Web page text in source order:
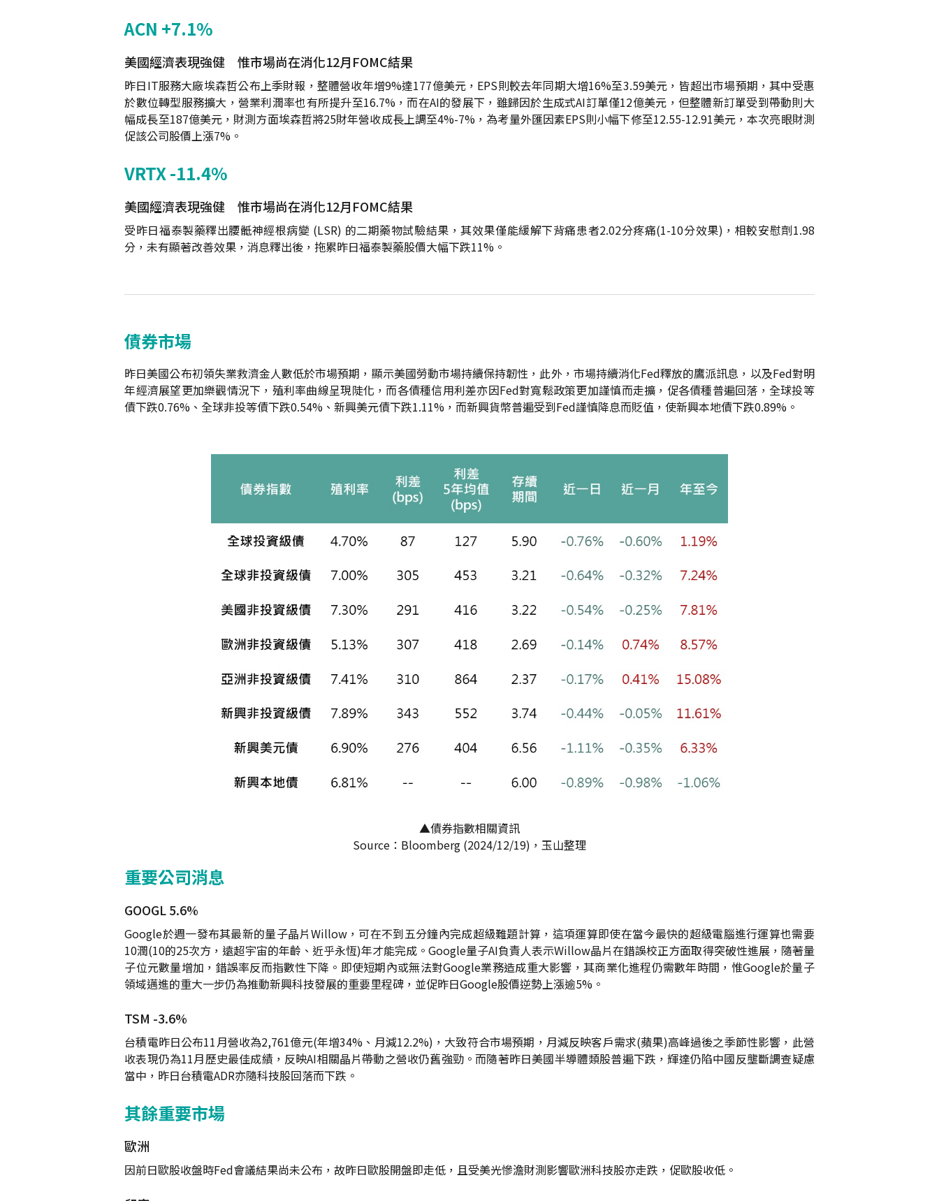
ACN +7.1%
美國經濟表現強健 惟市場尚在消化12月FOMC結果
昨日IT服務大廠埃森哲公布上季財報，整體營收年增9%達177億美元，EPS則較去年同期大增16%至3.59美元，皆超出市場預期，其中受惠
於數位轉型服務擴大，營業利潤率也有所提升至16.7%，而在AI的發展下，雖歸因於生成式AI訂單僅12億美元，但整體新訂單受到帶動則大
幅成長至187億美元，財測方面埃森哲將25財年營收成長上調至4%-7%，為考量外匯因素EPS則小幅下修至12.55-12.91美元，本次亮眼財測
促該公司股價上漲7%。
VRTX -11.4%
美國經濟表現強健 惟市場尚在消化12月FOMC結果
受昨日福泰製藥釋出腰骶神經根病變 (LSR) 的二期藥物試驗結果，其效果僅能緩解下背痛患者2.02分疼痛(1-10分效果)，相較安慰劑1.98
分，未有顯著改善效果，消息釋出後，拖累昨日福泰製藥股價大幅下跌11%。
債券市場
昨日美國公布初領失業救濟金人數低於市場預期，顯示美國勞動市場持續保持韌性，此外，市場持續消化Fed釋放的鷹派訊息，以及Fed對明
年經濟展望更加樂觀情況下，殖利率曲線呈現陡化，而各債種信用利差亦因Fed對寬鬆政策更加謹慎而走擴，促各債種普遍回落，全球投等
債下跌0.76%、全球非投等債下跌0.54%、新興美元債下跌1.11%，而新興貨幣普遍受到Fed謹慎降息而貶值，使新興本地債下跌0.89%。
▲債券指數相關資訊
Source：Bloomberg (2024/12/19)，玉山整理
重要公司消息
GOOGL 5.6%
Google於週一發布其最新的量子晶片Willow，可在不到五分鐘內完成超級難題計算，這項運算即使在當今最快的超級電腦進行運算也需要
10潤(10的25次方，遠超宇宙的年齡、近乎永恆)年才能完成。Google量子AI負責人表示Willow晶片在錯誤校正方面取得突破性進展，隨著量
子位元數量增加，錯誤率反而指數性下降。即使短期內或無法對Google業務造成重大影響，其商業化進程仍需數年時間，惟Google於量子
領域邁進的重大一步仍為推動新興科技發展的重要里程碑，並促昨日Google股價逆勢上漲逾5%。
TSM -3.6%
台積電昨日公布11月營收為2,761億元(年增34%、月減12.2%)，大致符合市場預期，月減反映客戶需求(蘋果)高峰過後之季節性影響，此營
收表現仍為11月歷史最佳成績，反映AI相關晶片帶動之營收仍舊強勁。而隨著昨日美國半導體類股普遍下跌，輝達仍陷中國反壟斷調查疑慮
當中，昨日台積電ADR亦隨科技股回落而下跌。
其餘重要市場
歐洲
因前日歐股收盤時Fed會議結果尚未公布，故昨日歐股開盤即走低，且受美光慘澹財測影響歐洲科技股亦走跌，促歐股收低。